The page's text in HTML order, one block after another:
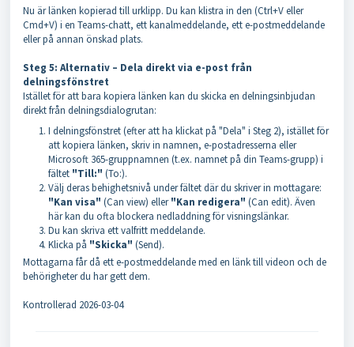
Nu är länken kopierad till urklipp. Du kan klistra in den (Ctrl+V eller
Cmd+V) i en Teams-chatt, ett kanalmeddelande, ett e-postmeddelande
eller på annan önskad plats.
Steg 5: Alternativ – Dela direkt via e-post från
delningsfönstret
Istället för att bara kopiera länken kan du skicka en delningsinbjudan
direkt från delningsdialogrutan:
I delningsfönstret (efter att ha klickat på "Dela" i Steg 2), istället för
att kopiera länken, skriv in namnen, e-postadresserna eller
Microsoft 365-gruppnamnen (t.ex. namnet på din Teams-grupp) i
fältet "Till:" (To:).
Välj deras behighetsnivå under fältet där du skriver in mottagare:
"Kan visa" (Can view) eller"Kan redigera" (Can edit). Även
här kan du ofta blockera nedladdning för visningslänkar.
Du kan skriva ett valfritt meddelande.
Klicka på "Skicka" (Send).
Mottagarna får då ett e-postmeddelande med en länk till videon och de
behörigheter du har gett dem.
Kontrollerad 2026-03-04